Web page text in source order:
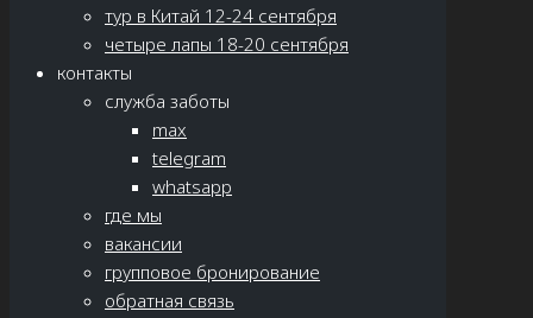
тур в Китай 12-24 сентября
четыре лапы 18-20 сентября
контакты
служба заботы
max
telegram
whatsapp
где мы
вакансии
групповое бронирование
обратная связь